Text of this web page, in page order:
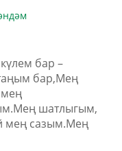
бар –
бар,Мең
шатлыгым,
мең сазым.Мең